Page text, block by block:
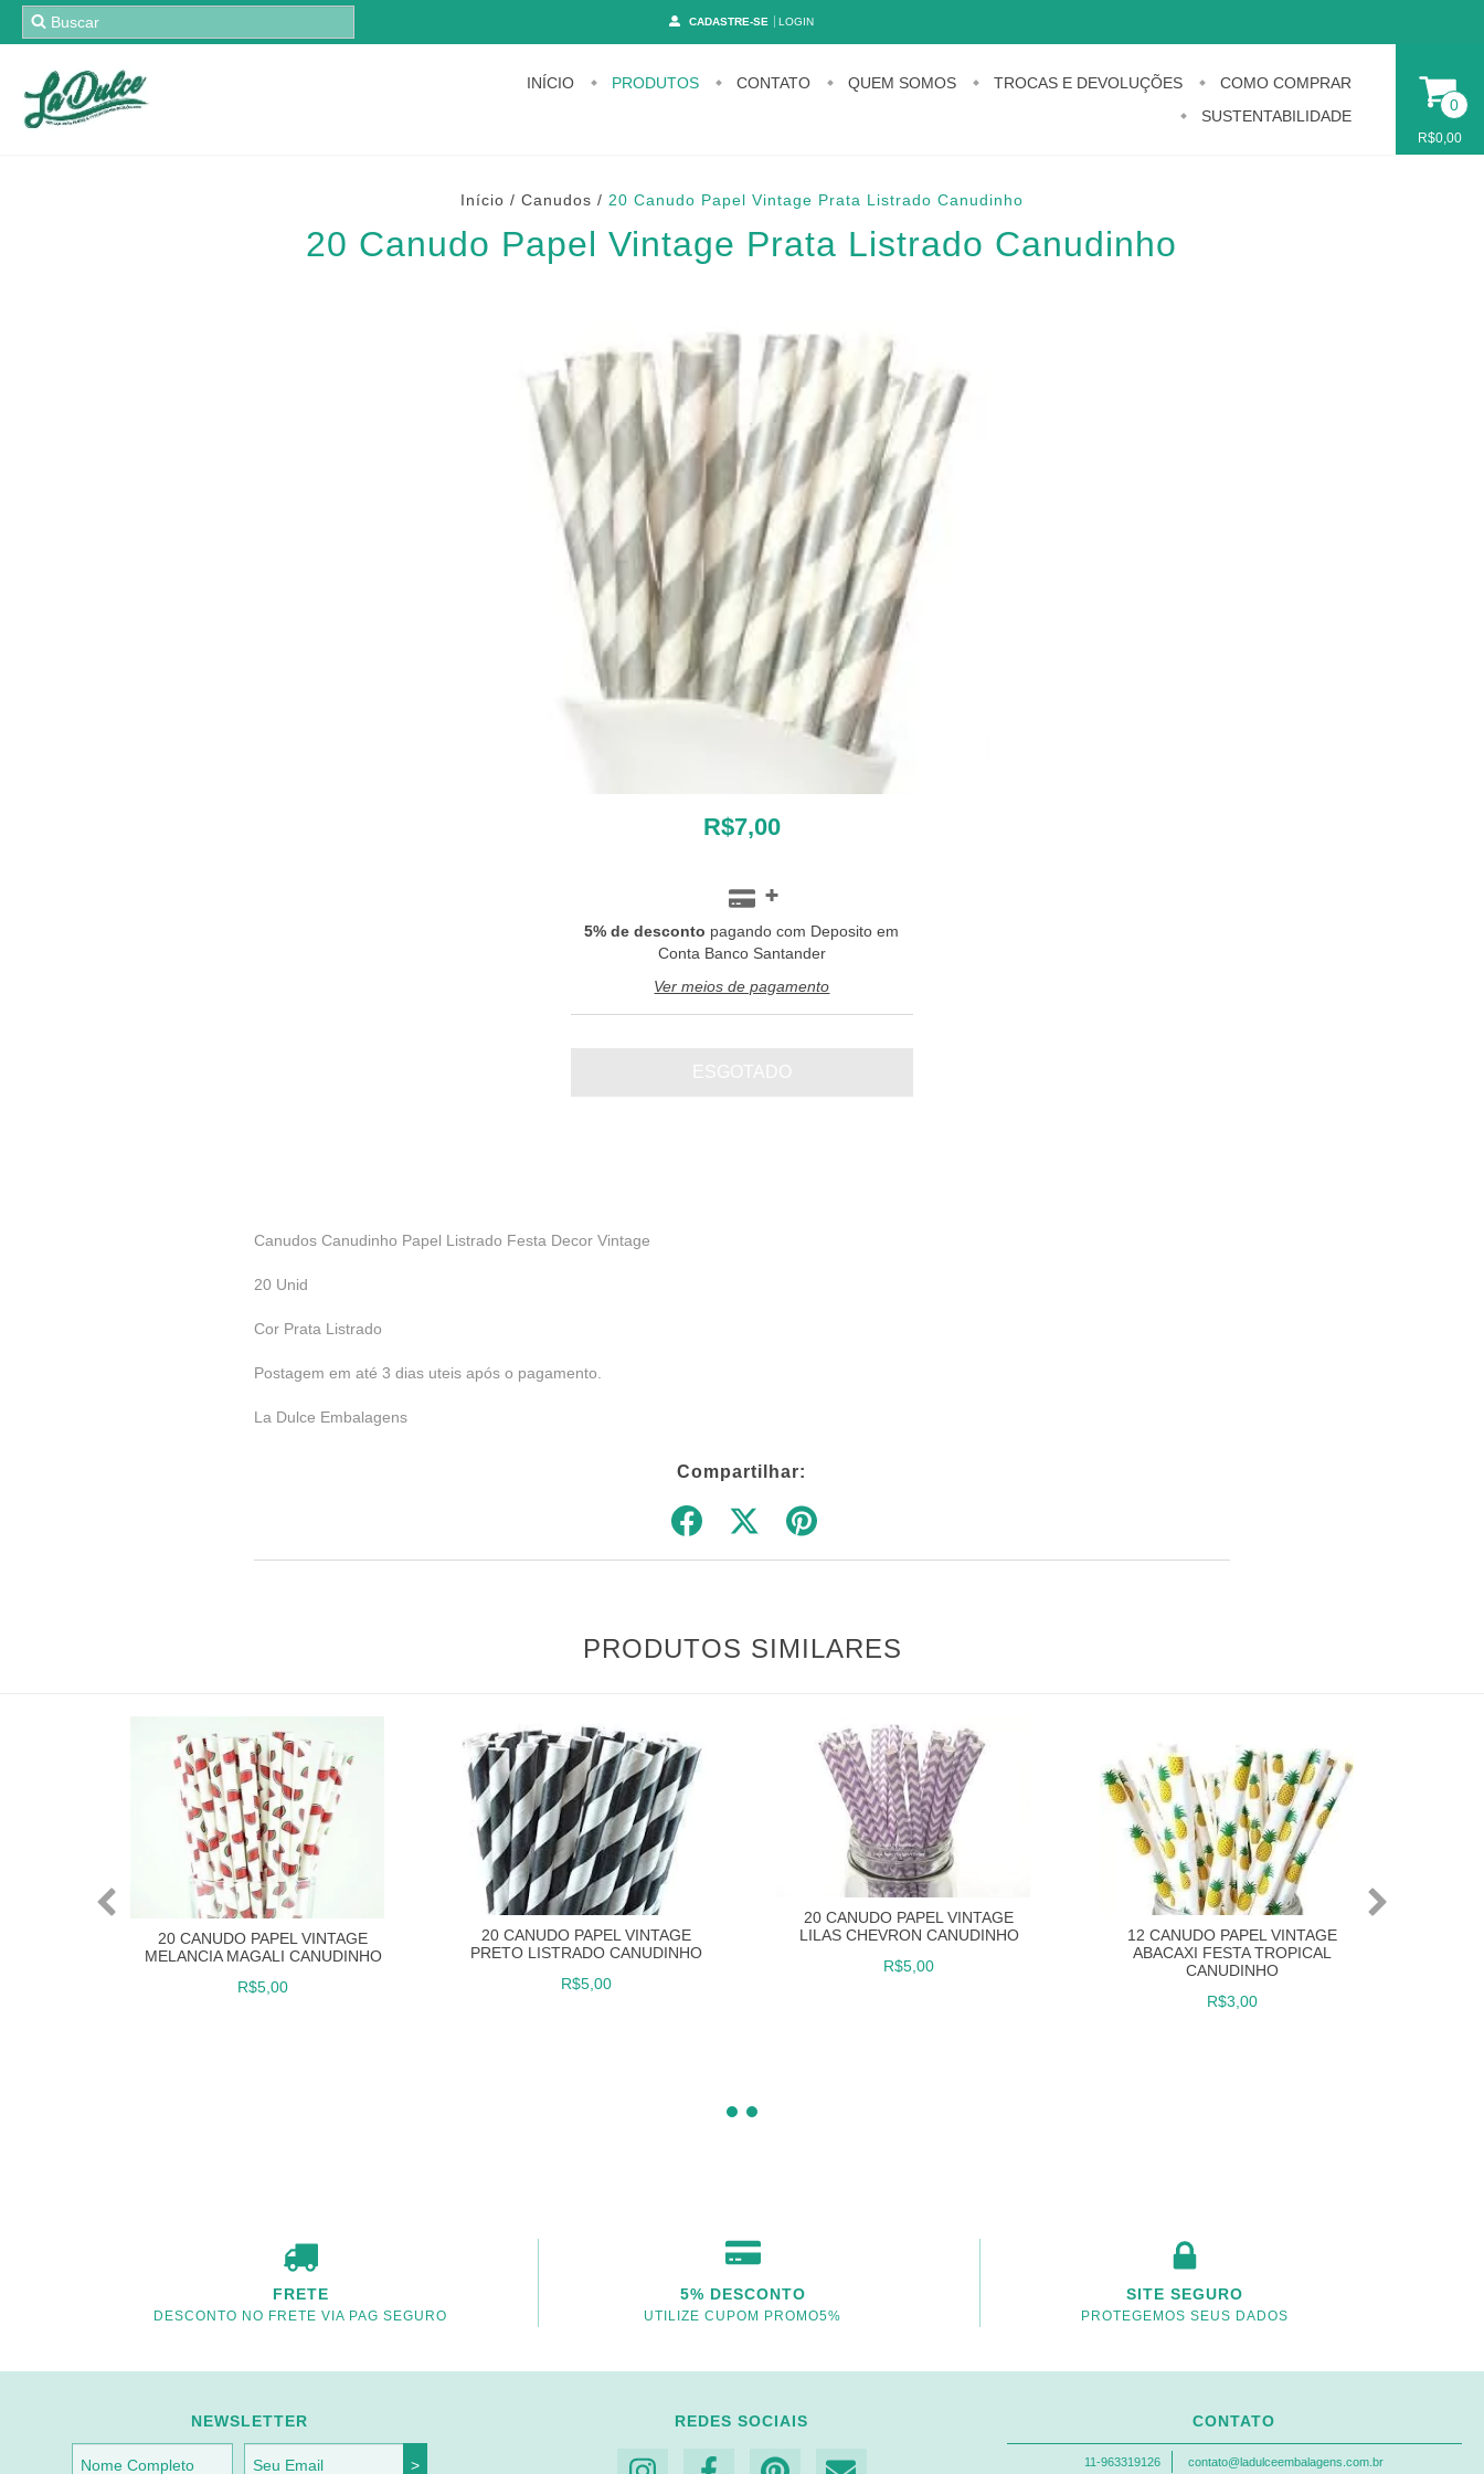
CADASTRE-SE LOGIN
INÍCIO PRODUTOS CONTATO QUEM SOMOS TROCAS E DEVOLUÇÕES
COMO COMPRAR
SUSTENTABILIDADE
0
R$0,00
Início / Canudos / 20 Canudo Papel Vintage Prata Listrado Canudinho
20 Canudo Papel Vintage Prata Listrado Canudinho
R$7,00
5% de desconto pagando com Deposito em
Conta Banco Santander
Ver meios de pagamento
Canudos Canudinho Papel Listrado Festa Decor Vintage
20 Unid
Cor Prata Listrado
Postagem em até 3 dias uteis após o pagamento.
La Dulce Embalagens
Compartilhar:
PRODUTOS SIMILARES
20 CANUDO PAPEL VINTAGE
MELANCIA MAGALI CANUDINHO
R$5,00
20 CANUDO PAPEL VINTAGE
PRETO LISTRADO CANUDINHO
R$5,00
20 CANUDO PAPEL VINTAGE
LILAS CHEVRON CANUDINHO
R$5,00
12 CANUDO PAPEL VINTAGE
ABACAXI FESTA TROPICAL
CANUDINHO
R$3,00
FRETE
DESCONTO NO FRETE VIA PAG SEGURO
5% DESCONTO
UTILIZE CUPOM PROMO5%
SITE SEGURO
PROTEGEMOS SEUS DADOS
NEWSLETTER REDES SOCIAIS CONTATO
11-963319126 contato@ladulceembalagens.com.br